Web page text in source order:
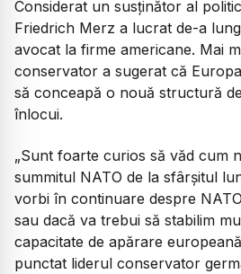
Considerat un susținător al
Friedrich Merz a lucrat de-a
avocat la firme americane. Mai
conservator a sugerat că
să conceapă o nouă structură
înlocui.
„Sunt foarte curios să văd cum
summitul NATO de la sfârșitul
vorbi în continuare despre
sau dacă va trebui să stabilim
capacitate de apărare
punctat liderul conservator